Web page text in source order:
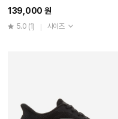
139,000 원
5.0 (1) 사이즈